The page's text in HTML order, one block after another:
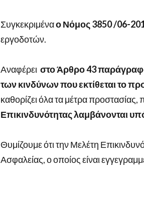
Συγκεκριμέναο Νόμος 3850 /06-
εργοδοτών.
Αναφέρει στο Άρθρο 43
των κινδύνων που εκτίθεται το
καθορίζει όλα τα μέτρα
Επικινδυνότητας λαμβάνονται
Θυμίζουμε ότι την Μελέτη
Ασφαλείας, ο οποίος είναι